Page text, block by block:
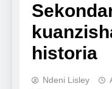
historia
Ndeni Lisley